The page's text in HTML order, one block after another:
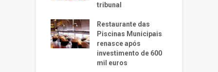
tribunal
Restaurante das
Piscinas Municipais
renasce após
investimento de 600
mil euros